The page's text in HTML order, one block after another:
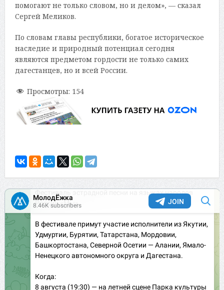
помогают не только словом, но и делом», — сказал
Сергей Меликов.
По словам главы республики, богатое историческое
наследие и природный потенциал сегодня
являются предметом гордости не только самих
дагестанцев, но и всей России.
Просмотры: 154